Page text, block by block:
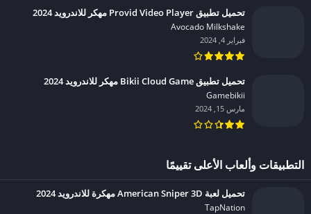
تحميل تطبيق Provid Video Player مهكر للاندرويد 2024
Avocado Milkshake‏
فبراير 4, 2024
تحميل تطبيق Bikii Cloud Game مهكر للاندرويد 2024
Gamebikii‏
مارس 15, 2024
التطبيقات وألعاب الأعلى تقييمًا
تحميل لعبة American Sniper 3D مهكرة للاندرويد 2024
TapNation‏